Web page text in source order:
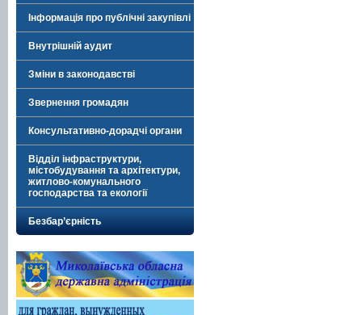
Інформація про публічні закупівлі
Внутрішній аудит
Зміни в законодавстві
Звернення громадян
Консультативно-дорадчі органи
Відділ інфраструктури,
містобудування та архітектури,
житлово-комунального
господарства та екології
Безбар’єрність